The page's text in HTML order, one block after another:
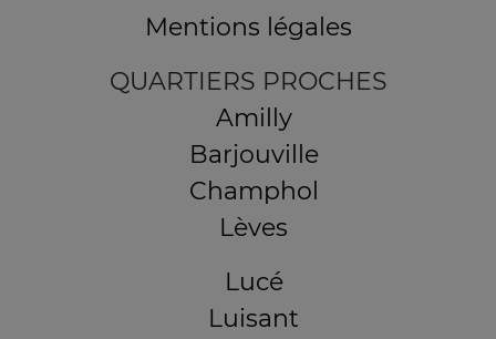
Mentions légales
QUARTIERS PROCHES
Amilly
Barjouville
Champhol
Lèves
Lucé
Luisant